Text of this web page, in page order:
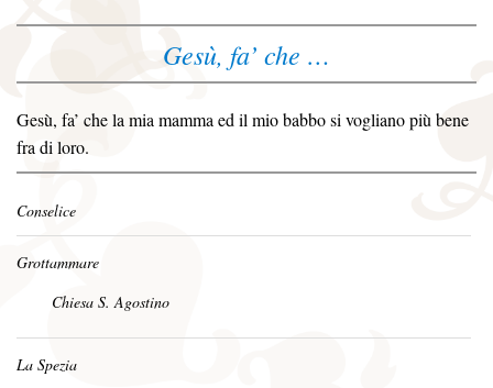
a
i
o
Gesù, fa’ che …
Gesù, fa’ che la mia mamma ed il mio babbo si vogliano più bene
fra di loro.
Conselice
Grottammare
Chiesa S. Agostino
La Spezia